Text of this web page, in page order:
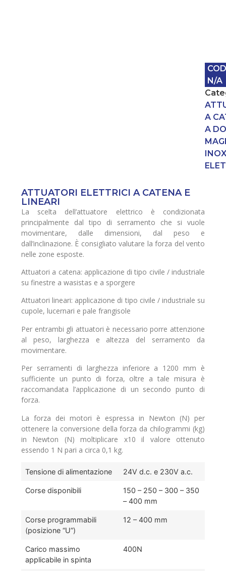
N/A
A
A
INOX
ATTUATORI ELETTRICI A CATENA E
LINEARI
La scelta dell’attuatore elettrico è condizionata
principalmente dal tipo di serramento che si vuole
movimentare, dalle dimensioni, dal peso e
dall’inclinazione. È consigliato valutare la forza del vento
nelle zone esposte.
Attuatori a catena: applicazione di tipo civile / industriale
su finestre a wasistas e a sporgere
Attuatori lineari: applicazione di tipo civile / industriale su
cupole, lucernari e pale frangisole
Per entrambi gli attuatori è necessario porre attenzione
al peso, larghezza e altezza del serramento da
movimentare.
Per serramenti di larghezza inferiore a 1200 mm è
sufficiente un punto di forza, oltre a tale misura è
raccomandata l’applicazione di un secondo punto di
forza.
La forza dei motori è espressa in Newton (N) per
ottenere la conversione della forza da chilogrammi (kg)
in Newton (N) moltiplicare x10 il valore ottenuto
essendo 1 N pari a circa 0,1 kg.
Tensione di alimentazione 24V d.c. e 230V a.c.
Corse disponibili
150 – 250 – 300 – 350
– 400 mm
Corse programmabili
(posizione “U”)
12 – 400 mm
Carico massimo
applicabile in spinta
400N